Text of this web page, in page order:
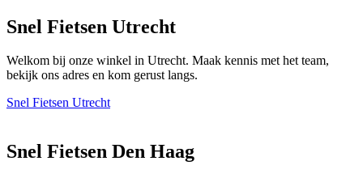
Snel Fietsen Utrecht
Welkom bij onze winkel in Utrecht. Maak kennis met het team,
bekijk ons adres en kom gerust langs.
Snel Fietsen Utrecht
Snel Fietsen Den Haag